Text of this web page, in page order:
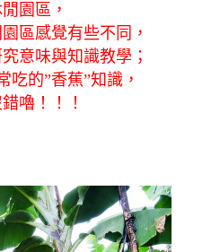
園區，
區感覺有些不同，
意味與知識教學；
吃的”香蕉”知識，
嚕！！！